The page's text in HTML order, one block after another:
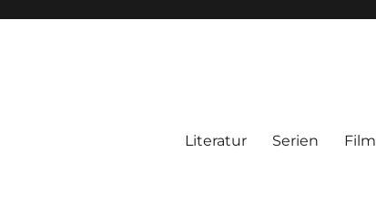
Literatur Serien Film